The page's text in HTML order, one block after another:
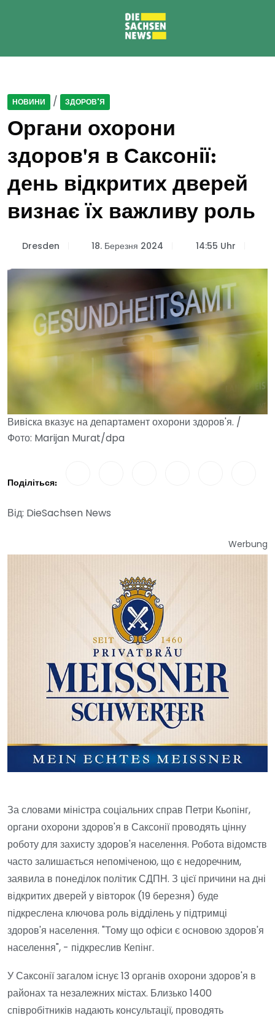
НОВИНИ / ЗДОРОВ'Я
Органи охорони
здоров'я в Саксонії:
день відкритих дверей
визнає їх важливу роль
Dresden 18. Березня 2024 14:55 Uhr
Вивіска вказує на департамент охорони здоров'я. /
Фото: Marijan Murat/dpa
Поділіться:
Від: DieSachsen News
Werbung
За словами міністра соціальних справ Петри Кьопінг,
органи охорони здоров'я в Саксонії проводять цінну
роботу для захисту здоров'я населення. Робота відомств
часто залишається непоміченою, що є недоречним,
заявила в понеділок політик СДПН. З цієї причини на дні
відкритих дверей у вівторок (19 березня) буде
підкреслена ключова роль відділень у підтримці
здоров'я населення. "Тому що офіси є основою здоров'я
населення", - підкреслив Кепінг.
У Саксонії загалом існує 13 органів охорони здоров'я в
районах та незалежних містах. Близько 1400
співробітників надають консультації, проводять